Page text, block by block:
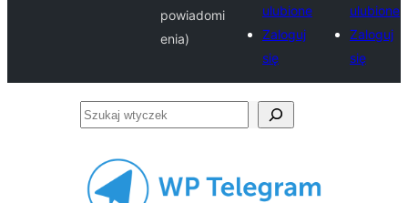
powiadomi
enia)
ulubione
Zaloguj
się
ulubione
Zaloguj
się
Szukaj